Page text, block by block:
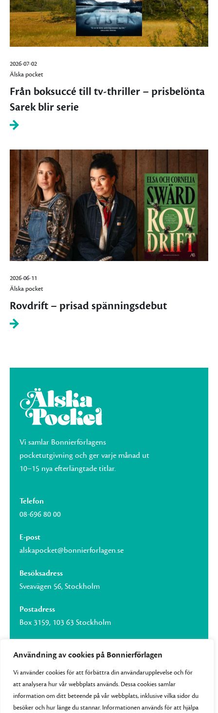
Användning av cookies på Bonnierförlagen
Vi använder cookies för att förbättra din användarupplevelse och för
att analysera hur vår webbplats används. Dessa cookies samlar
information om ditt beteende på vår webbplats, inklusive vilka sidor du
besöker och hur länge du stannar. Informationen används för att hjälpa
2026-07-02
Älska pocket
Från boksuccé till tv-thriller – prisbelönta
Sarek blir serie
2026-06-11
Älska pocket
Rovdrift – prisad spänningsdebut
Vi samlar Bonnierförlagens
pocketutgivning och ger varje månad ut
10–15 nya efterlängtade titlar.
Telefon
08-696 80 00
E-post
alskapocket@bonnierforlagen.se
Besöksadress
Sveavägen 56, Stockholm
Postadress
Box 3159, 103 63 Stockholm
Om Bonnierförlagen
Cookies